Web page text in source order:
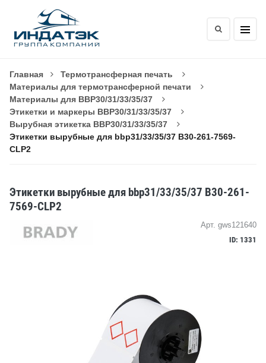
Главная
Термотрансферная печать
Материалы для термотрансферной печати
Материалы для BBP30/31/33/35/37
Этикетки и маркеры BBP30/31/33/35/37
Вырубная этикетка BBP30/31/33/35/37
Этикетки вырубные для bbp31/33/35/37 B30-261-7569-
CLP2
Этикетки вырубные для bbp31/33/35/37 B30-261-
7569-CLP2
Арт. gws121640
ID: 1331